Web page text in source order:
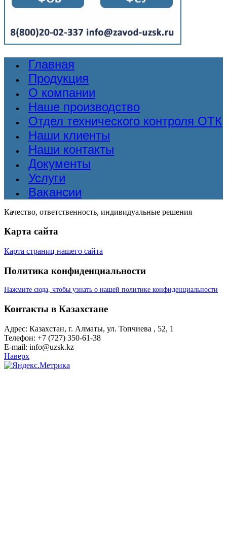
Главная
Продукция
О компании
Наше производство
Отдел технического контроля ОТК
Наши клиенты
Наши контакты
Документы
Услуги
Вакансии
Качество, ответственность, индивидуальные решения
Карта сайта
Карта страниц нашего сайта
Политика конфиденциальности
Нажмите сюда, чтобы узнать о нашей политике конфиденциальности
Контакты в Казахстане
Адрес: Казахстан, г. Алматы, ул. Топчиева , 52, 1
Телефон: +7 (727) 350-61-38
E-mail: info@uzsk.kz
Наверх